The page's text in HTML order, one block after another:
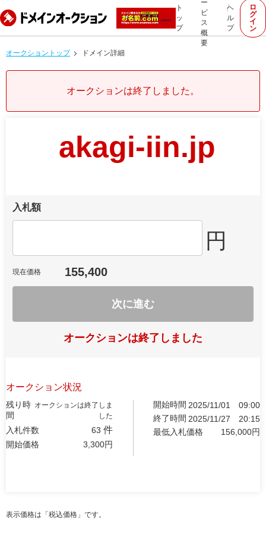
ト
ッ
プ
ー
ビ
ス
概
要
ヘ
ル
プ
ロ
グ
イ
ン
オークショントップ ドメイン詳細
オークションは終了しました。
akagi-iin.jp
入札額
円
現在価格 155,400
次に進む
オークションは終了しました
オークション状況
残り時
間
オークションは終了しま
した
入札件数 63 件
開始価格 3,300円
開始時間 2025/11/01
09:00
終了時間 2025/11/27
20:15
最低入札価格
156,000円
表示価格は「税込価格」です。